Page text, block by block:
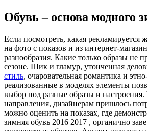
Обувь – основа модного
Если посмотреть, какая рекламируется
на фото с показов и из интернет-
разнообразия. Какие только образы не
сезоне. Шик и гламур, утонченная
стиль, очаровательная романтика и
реализованные в моделях элементы
выбор под разные образы и настроения.
направления, дизайнерам пришлось
можно оценить на показах, где
зимняя обувь 2016 2017 , органично